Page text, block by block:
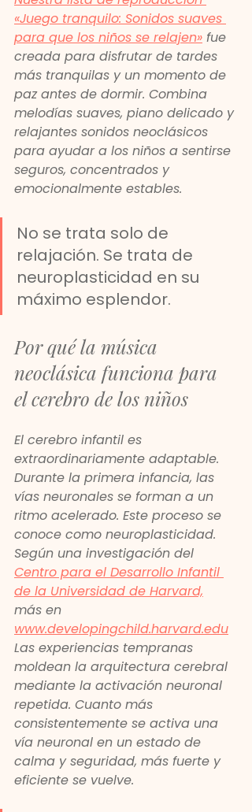
«Juego tranquilo: Sonidos suaves
para que los niños se relajen» fue
creada para disfrutar de tardes
más tranquilas y un momento de
paz antes de dormir. Combina
melodías suaves, piano delicado y
relajantes sonidos neoclásicos
para ayudar a los niños a sentirse
seguros, concentrados y
emocionalmente estables.
No se trata solo de
relajación. Se trata de
neuroplasticidad en su
máximo esplendor.
Por qué la música
neoclásica funciona para
el cerebro de los niños
El cerebro infantil es
extraordinariamente adaptable.
Durante la primera infancia, las
vías neuronales se forman a un
ritmo acelerado. Este proceso se
conoce como neuroplasticidad.
Según una investigación del
Centro para el Desarrollo Infantil
de la Universidad de Harvard,
más en
www.developingchild.harvard.edu
Las experiencias tempranas
moldean la arquitectura cerebral
mediante la activación neuronal
repetida. Cuanto más
consistentemente se activa una
vía neuronal en un estado de
calma y seguridad, más fuerte y
eficiente se vuelve.